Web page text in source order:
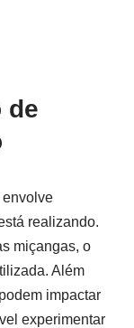
de
envolve
realizando.
miçangas, o
Além
impactar
experimentar